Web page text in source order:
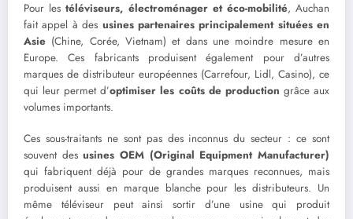
Pour lestéléviseurs, électroménager et éco-mobilité, Auchan
fait appel à des usines partenaires principalement situées en
Asie (Chine, Corée, Vietnam) et dans une moindre mesure en
Europe. Ces fabricants produisent également pour d’autres
marques de distributeur européennes (Carrefour, Lidl, Casino), ce
qui leur permet d’optimiser les coûts de production grâce aux
volumes importants.
Ces sous-traitants ne sont pas des inconnus du secteur : ce sont
souvent desusines OEM (Original Equipment Manufacturer)
qui fabriquent déjà pour de grandes marques reconnues, mais
produisent aussi en marque blanche pour les distributeurs. Un
même téléviseur peut ainsi sortir d’une usine qui produit